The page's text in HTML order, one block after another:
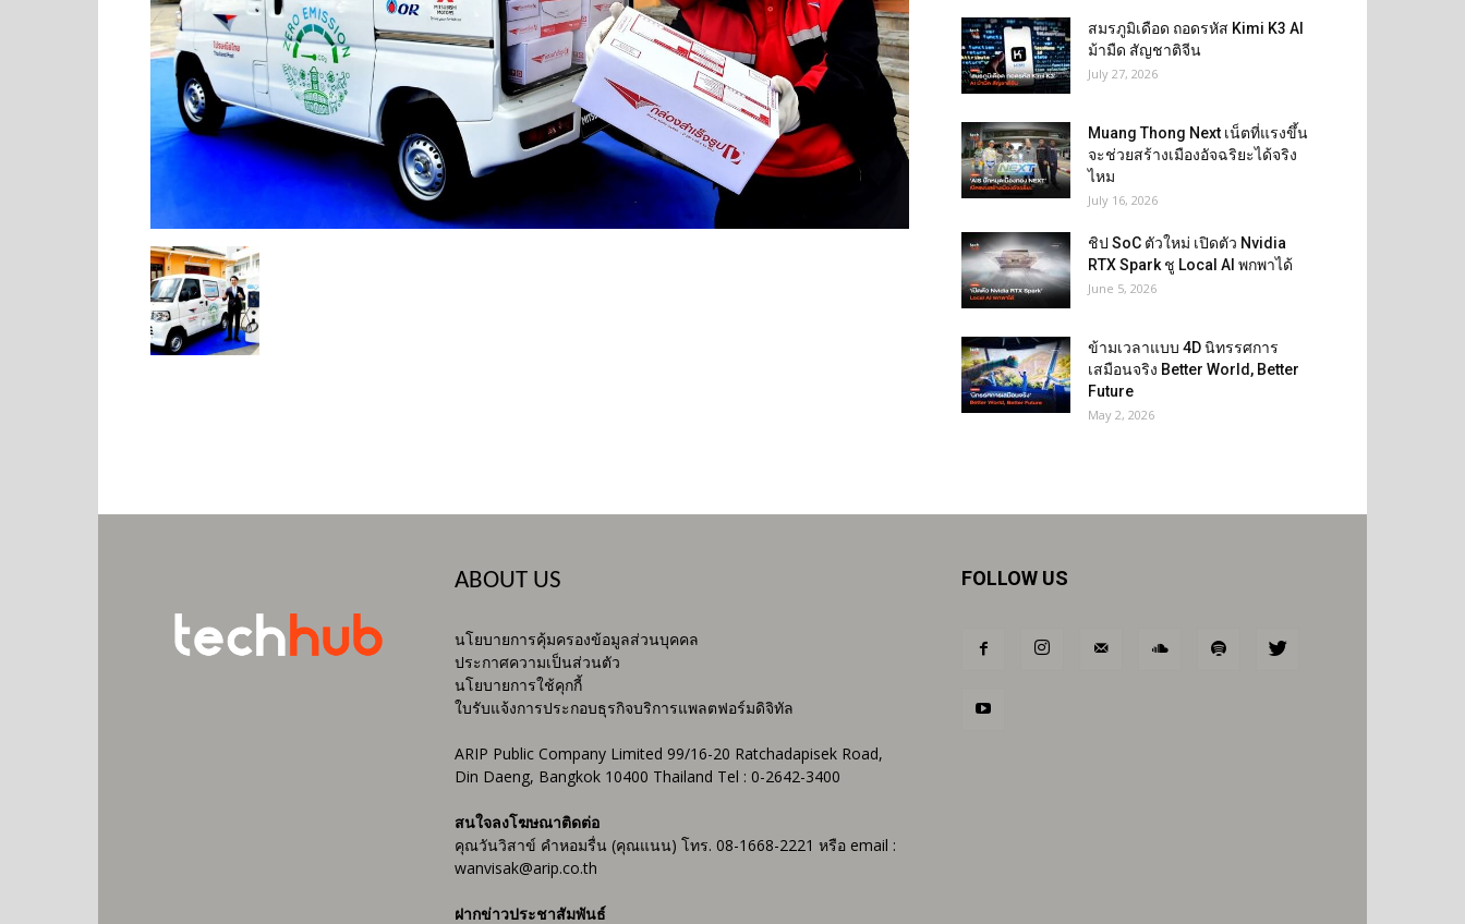
สมรภูมิเดือด ถอดรหัส Kimi K3 AI
ม้ามืด สัญชาติจีน
July 27, 2026
Muang Thong Next เน็ตที่แรงขึ้น
จะช่วยสร้างเมืองอัจฉริยะได้จริง
ไหม
July 16, 2026
ชิป SoC ตัวใหม่ เปิดตัว Nvidia
RTX Spark ชู Local AI พกพาได้
June 5, 2026
ข้ามเวลาแบบ 4D นิทรรศการ
เสมือนจริง Better World, Better
Future
May 2, 2026
ABOUT US
นโยบายการคุ้มครองข้อมูลส่วนบุคคล
ประกาศความเป็นส่วนตัว
นโยบายการใช้คุกกี้
ใบรับแจ้งการประกอบธุรกิจบริการแพลตฟอร์มดิจิทัล
ARIP Public Company Limited 99/16-20 Ratchadapisek Road,
Din Daeng, Bangkok 10400 Thailand Tel : 0-2642-3400
สนใจลงโฆษณาติดต่อ
คุณวันวิสาข์ คำหอมรื่น (คุณแนน) โทร. 08-1668-2221 หรือ email :
wanvisak@arip.co.th
ฝากข่าวประชาสัมพันธ์
FOLLOW US